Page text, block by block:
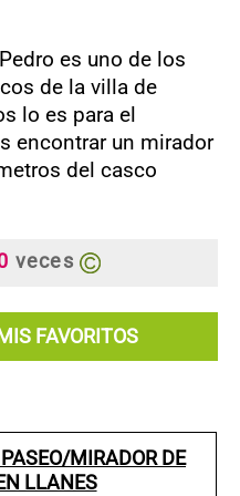
es uno de los
de la villa de
lo es para el
encontrar un mirador
del casco
veces
FAVORITOS
MIRADOR DE
LLANES